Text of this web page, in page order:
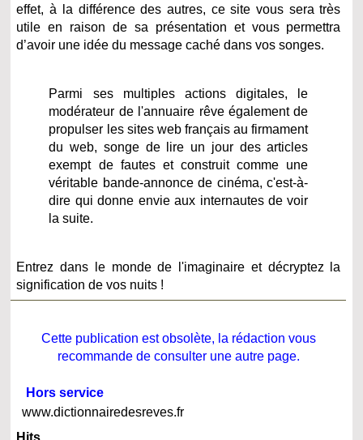
effet, à la différence des autres, ce site vous sera très
utile en raison de sa présentation et vous permettra
d’avoir une idée du message caché dans vos songes.
Parmi ses multiples actions digitales, le
modérateur de l'annuaire rêve également de
propulser les sites web français au firmament
du web, songe de lire un jour des articles
exempt de fautes et construit comme une
véritable bande-annonce de cinéma, c'est-à-
dire qui donne envie aux internautes de voir
la suite.
Entrez dans le monde de l'imaginaire et décryptez la
signification de vos nuits !
Cette publication est obsolète, la rédaction vous
recommande de consulter une autre page.
Hors service
www.dictionnairedesreves.fr